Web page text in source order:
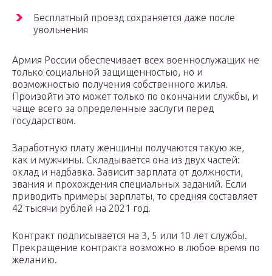
Бесплатный проезд сохраняется даже после
увольнения
Армия России обеспечивает всех военнослужащих не
только социальной защищенностью, но и
возможностью получения собственного жилья.
Произойти это может только по окончании службы, и
чаще всего за определенные заслуги перед
государством.
Заработную плату женщины получаются такую же,
как и мужчины. Складывается она из двух частей:
оклад и надбавка. Зависит зарплата от должности,
звания и прохождения специальных заданий. Если
приводить примеры зарплаты, то средняя составляет
42 тысячи рублей на 2021 год.
Контракт подписывается на 3, 5 или 10 лет службы.
Прекращение контракта возможно в любое время по
желанию.